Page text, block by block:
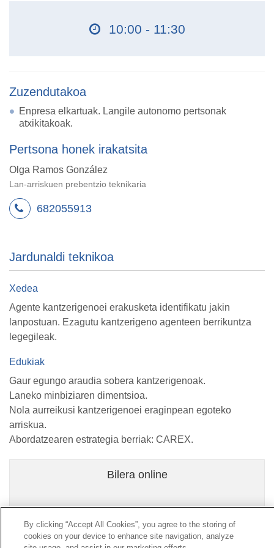
10:00 - 11:30
Zuzendutakoa
Enpresa elkartuak. Langile autonomo pertsonak
atxikitakoak.
Pertsona honek irakatsita
Olga Ramos González
Lan-arriskuen prebentzio teknikaria
682055913
Jardunaldi teknikoa
Xedea
Agente kantzerigenoei erakusketa identifikatu jakin
lanpostuan. Ezagutu kantzerigeno agenteen berrikuntza
legegileak.
Edukiak
Gaur egungo araudia sobera kantzerigenoak.
Laneko minbiziaren dimentsioa.
Nola aurreikusi kantzerigenoei eraginpean egoteko
arriskua.
Abordatzearen estrategia berriak: CAREX.
Bilera online
Kontaktua| kontratatzailearen Profila|Erreklamazioak
By clicking “Accept All Cookies”, you agree to the storing of
cookies on your device to enhance site navigation, analyze